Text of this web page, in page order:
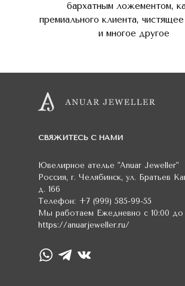
бархатным ложементом,
премиального клиента,
и многое другое
СВЯЖИТЕСЬ С НАМИ
Ювелирное ателье "Anuar Jeweller"
Россия, г. Челябинск, ул. Братьев
д. 166
Телефон: +7 (999) 585-99-55
Мы работаем Ежедневно с 10:00 до
https://anuarjeweller.ru/